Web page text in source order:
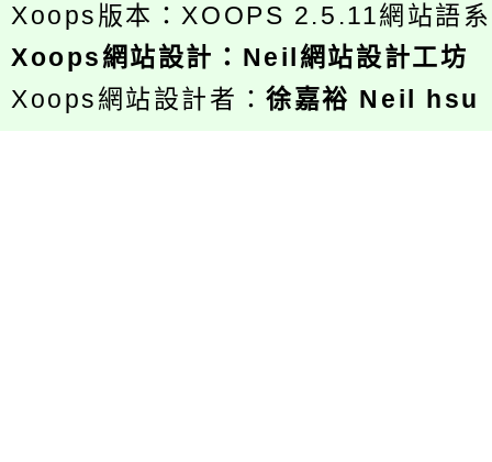
Xoops版本：XOOPS 2.5.11網站語
Xoops網站設計 ： Neil網站設計工坊
Xoops網站設計者：徐嘉裕 Neil hsu